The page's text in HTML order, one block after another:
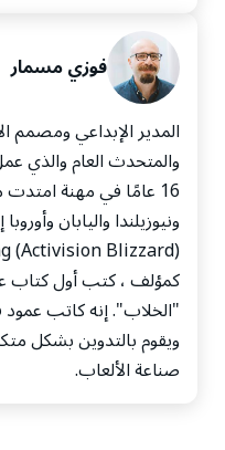
فوزي مسمار
المدير الإبداعي ومصمم
والمتحدث العام والذي
16 عامًا في مهنة
كمؤلف ، كتب أول كتاب
ويقوم بالتدوين بشكل
صناعة الألعاب.